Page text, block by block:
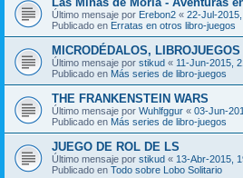
Último mensaje por Erebon2 « 22-Jul-
Publicado en Erratas en otros libro-juegos
MICRODÉDALOS,
Último mensaje por stikud « 11-Jun-2015,
Publicado en Más series de libro-juegos
THE FRANKENSTEIN WARS
Último mensaje por Wuhlfggur « 03-Jun-
Publicado en Más series de libro-juegos
JUEGO DE ROL DE LS
Último mensaje por stikud « 13-Abr-2015,
Publicado en Todo sobre Lobo Solitario